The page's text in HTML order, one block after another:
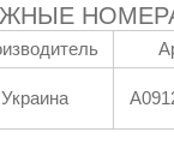
Украина